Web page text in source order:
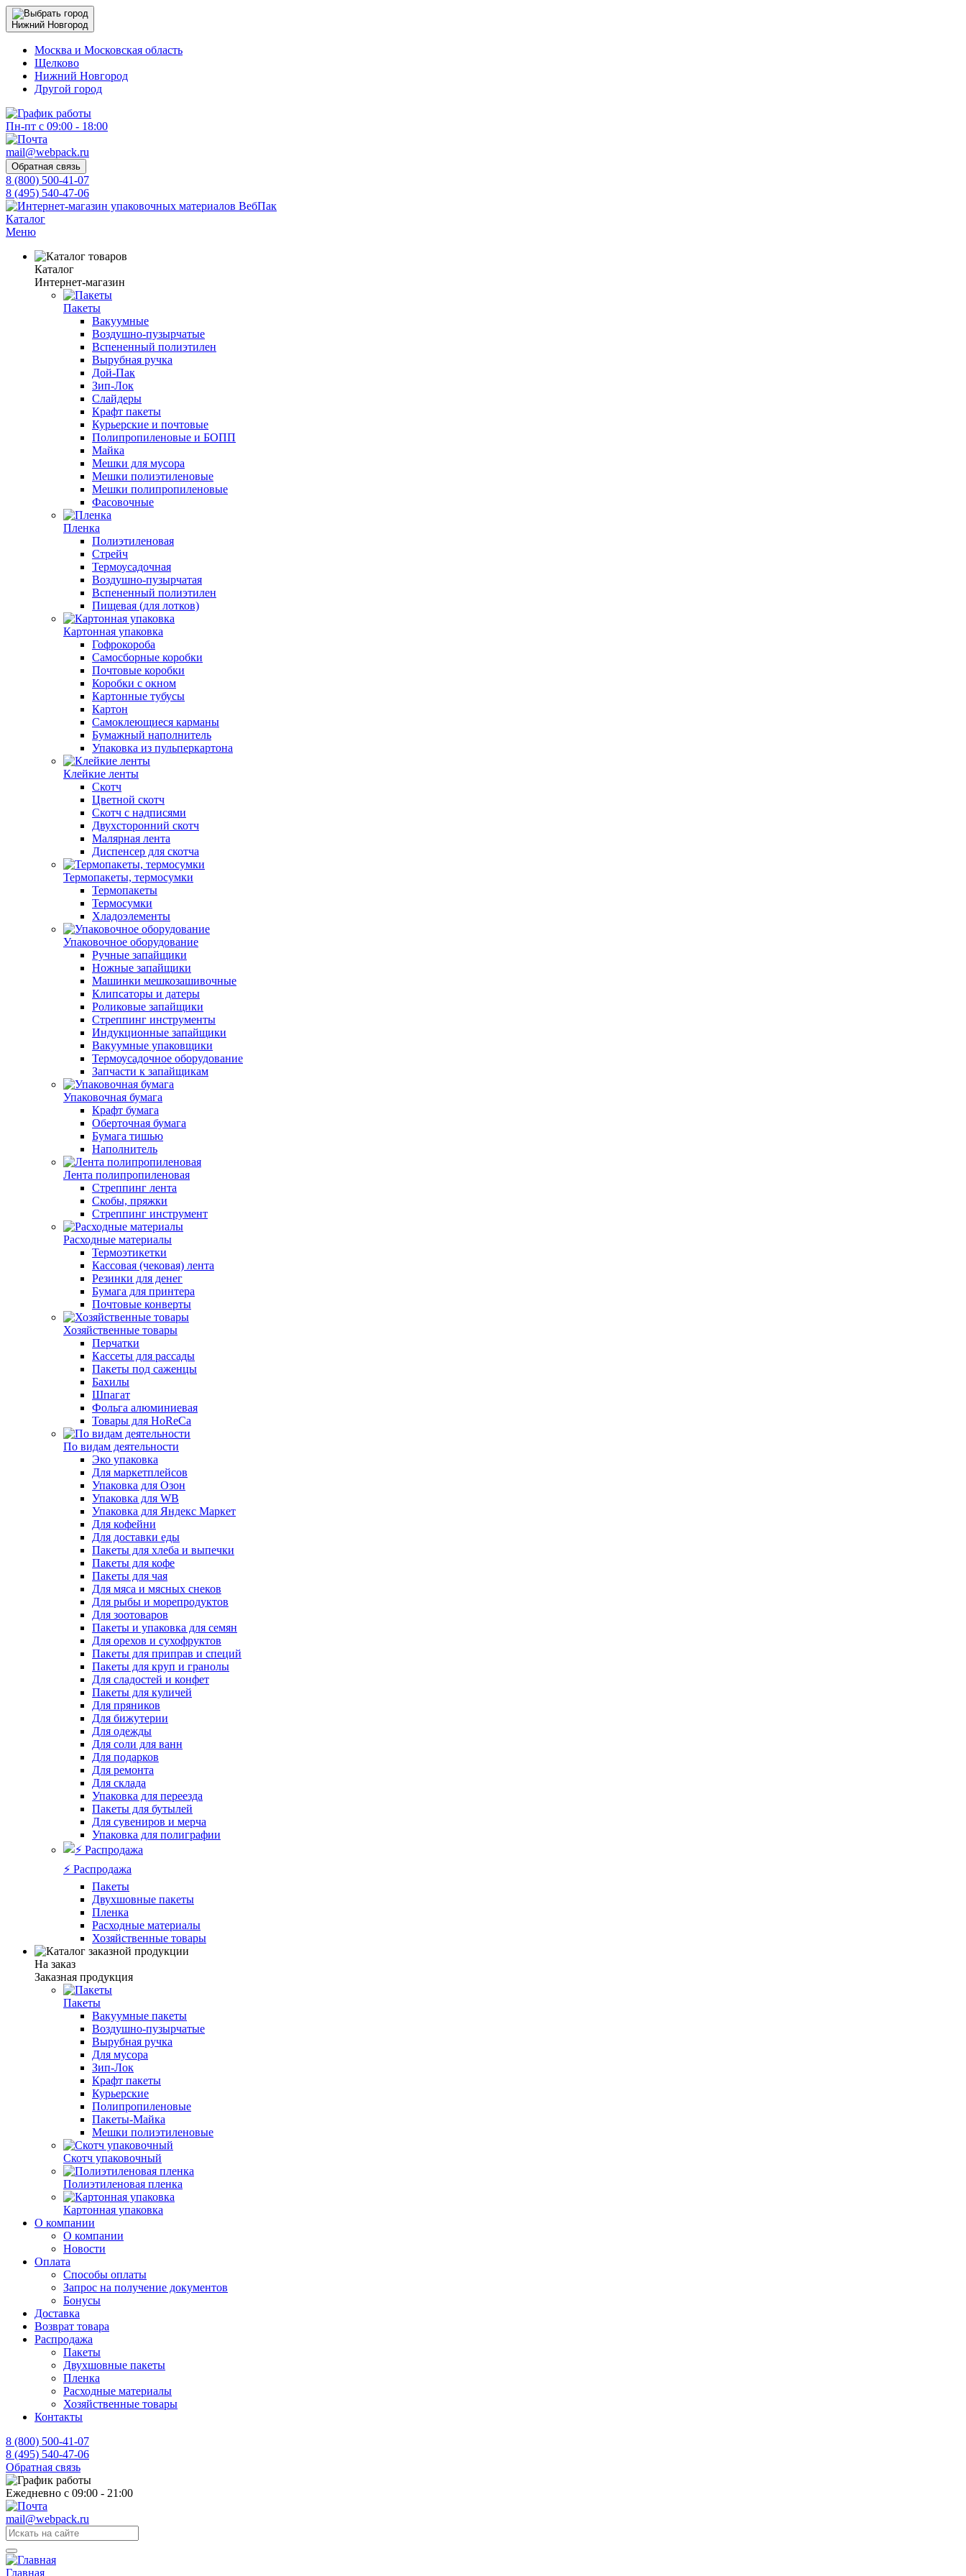
Нижний Новгород
Москва и Московская область
Щелково
Нижний Новгород
Другой город
Пн-пт с 09:00 - 18:00
mail@webpack.ru
Обратная связь
8 (800) 500-41-07
8 (495) 540-47-06
Каталог
Меню
Каталог
Интернет-магазин
Пакеты
Вакуумные
Воздушно-пузырчатые
Вспененный полиэтилен
Вырубная ручка
Дой-Пак
Зип-Лок
Слайдеры
Крафт пакеты
Курьерские и почтовые
Полипропиленовые и БОПП
Майка
Мешки для мусора
Мешки полиэтиленовые
Мешки полипропиленовые
Фасовочные
Пленка
Полиэтиленовая
Стрейч
Термоусадочная
Воздушно-пузырчатая
Вспененный полиэтилен
Пищевая (для лотков)
Картонная упаковка
Гофрокороба
Самосборные коробки
Почтовые коробки
Коробки с окном
Картонные тубусы
Картон
Самоклеющиеся карманы
Бумажный наполнитель
Упаковка из пульперкартона
Клейкие ленты
Скотч
Цветной скотч
Скотч с надписями
Двухсторонний скотч
Малярная лента
Диспенсер для скотча
Термопакеты, термосумки
Термопакеты
Термосумки
Хладоэлементы
Упаковочное оборудование
Ручные запайщики
Ножные запайщики
Машинки мешкозашивочные
Клипсаторы и датеры
Роликовые запайщики
Стреппинг инструменты
Индукционные запайщики
Вакуумные упаковщики
Термоусадочное оборудование
Запчасти к запайщикам
Упаковочная бумага
Крафт бумага
Оберточная бумага
Бумага тишью
Наполнитель
Лента полипропиленовая
Стреппинг лента
Скобы, пряжки
Стреппинг инструмент
Расходные материалы
Термоэтикетки
Кассовая (чековая) лента
Резинки для денег
Бумага для принтера
Почтовые конверты
Хозяйственные товары
Перчатки
Кассеты для рассады
Пакеты под саженцы
Бахилы
Шпагат
Фольга алюминиевая
Товары для HoReCa
По видам деятельности
Эко упаковка
Для маркетплейсов
Упаковка для Озон
Упаковка для WB
Упаковка для Яндекс Маркет
Для кофейни
Для доставки еды
Пакеты для хлеба и выпечки
Пакеты для кофе
Пакеты для чая
Для мяса и мясных снеков
Для рыбы и морепродуктов
Для зоотоваров
Пакеты и упаковка для семян
Для орехов и сухофруктов
Пакеты для приправ и специй
Пакеты для круп и гранолы
Для сладостей и конфет
Пакеты для куличей
Для пряников
Для бижутерии
Для одежды
Для соли для ванн
Для подарков
Для ремонта
Для склада
Упаковка для переезда
Пакеты для бутылей
Для сувениров и мерча
Упаковка для полиграфии
⚡️ Распродажа
Пакеты
Двухшовные пакеты
Пленка
Расходные материалы
Хозяйственные товары
На заказ
Заказная продукция
Пакеты
Вакуумные пакеты
Воздушно-пузырчатые
Вырубная ручка
Для мусора
Зип-Лок
Крафт пакеты
Курьерские
Полипропиленовые
Пакеты-Майка
Мешки полиэтиленовые
Скотч упаковочный
Полиэтиленовая пленка
Картонная упаковка
О компании
О компании
Новости
Оплата
Способы оплаты
Запрос на получение документов
Бонусы
Доставка
Возврат товара
Распродажа
Пакеты
Двухшовные пакеты
Пленка
Расходные материалы
Хозяйственные товары
Контакты
8 (800) 500-41-07
8 (495) 540-47-06
Обратная связь
Ежедневно с 09:00 - 21:00
mail@webpack.ru
Главная